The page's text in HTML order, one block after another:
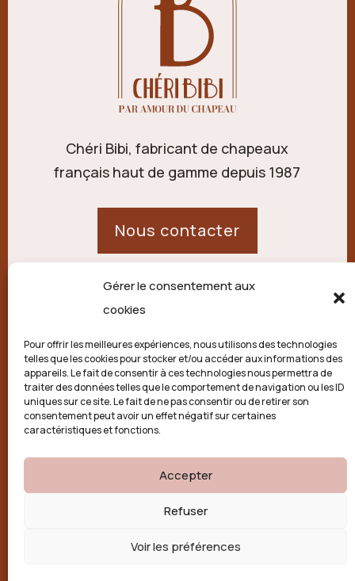
Gérer le consentement aux
cookies
Pour offrir les meilleures expériences, nous utilisons des technologies
telles que les cookies pour stocker et/ou accéder aux informations des
appareils. Le fait de consentir à ces technologies nous permettra de
traiter des données telles que le comportement de navigation ou les ID
uniques sur ce site. Le fait de ne pas consentir ou de retirer son
consentement peut avoir un effet négatif sur certaines
caractéristiques et fonctions.
Accepter
Refuser
Voir les préférences
Chéri Bibi, fabricant de chapeaux
français haut de gamme depuis 1987
Nous contacter
21 route de Palisse,
Politique de confidentialité
Conditions générales